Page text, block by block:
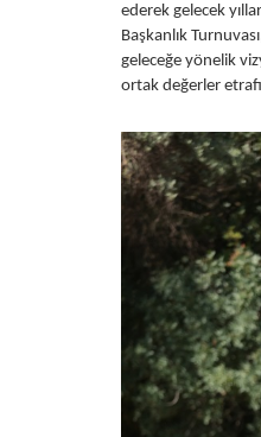
ederek gelecek
Başkanlık
geleceğe yönelik
ortak değerler